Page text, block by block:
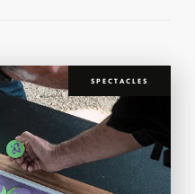
SPECTACLES